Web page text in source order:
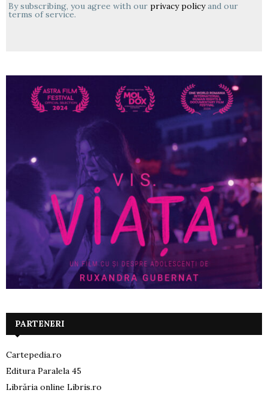
By subscribing, you agree with our privacy policyand our
terms of service.
PARTENERI
Cartepedia.ro
Editura Paralela 45
Librăria online Libris.ro